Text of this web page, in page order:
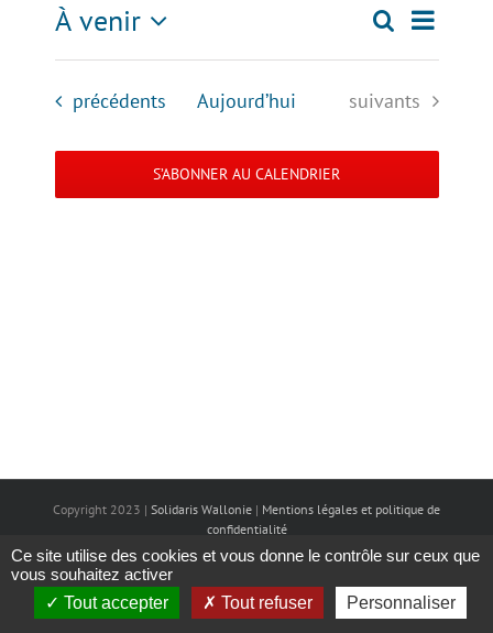
Recherche
et
navigation
de
Recherche
de
Liste
À venir
Sélectionnez
date.
Évènements
précédents Aujourd’hui Évènements
suivants
S’ABONNER AU CALENDRIER
Copyright 2023 | Solidaris Wallonie | Mentions légales et politique de
confidentialité
Ce site utilise des cookies et vous donne le contrôle sur ceux que
vous souhaitez activer
Tout accepter
Tout refuser Personnaliser